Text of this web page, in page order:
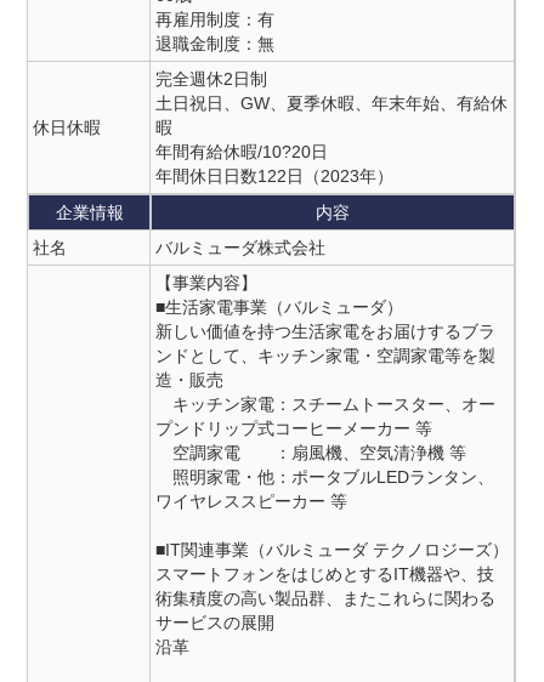
再雇用制度：有
退職金制度：無
休日休暇
完全週休2日制
土日祝日、GW、夏季休暇、年末年始、有給休
暇
年間有給休暇/10?20日
年間休日日数122日（2023年）
企業情報
内容
社名
バルミューダ株式会社
【事業内容】
■生活家電事業（バルミューダ）
新しい価値を持つ生活家電をお届けするブラ
ンドとして、キッチン家電・空調家電等を製
造・販売
キッチン家電：スチームトースター、オー
プンドリップ式コーヒーメーカー 等
空調家電 ：扇風機、空気清浄機 等
照明家電・他：ポータブルLEDランタン、
ワイヤレススピーカー 等
■IT関連事業（バルミューダ テクノロジーズ）
スマートフォンをはじめとするIT機器や、技
術集積度の高い製品群、またこれらに関わる
サービスの展開
沿革